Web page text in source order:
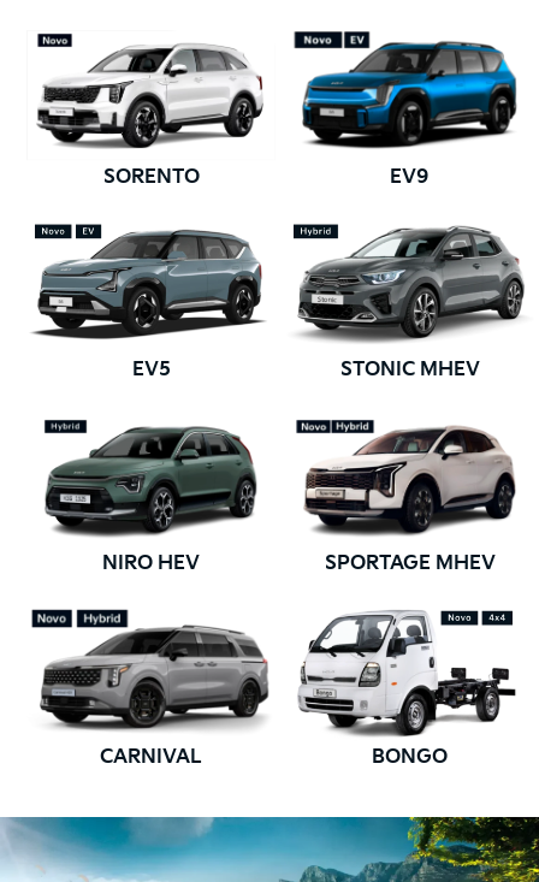
SORENTO EV9
EV5 STONIC MHEV
NIRO HEV SPORTAGE MHEV
CARNIVAL BONGO